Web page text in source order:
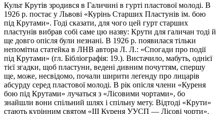
Культ Крутів зродився в Галичині в гурті пластової молоді. В
1926 р. постає у Львові «Курінь Старших Пластунів ім. бою
під Крутами». Годі сказати, для чого цей гурт старших
пластунів вибрав собі саме цю назву: Крути для галичан тоді й
ще довго опісля були незнані. В 1926 р. появилася тільки
непомітна статейка в ЛНВ автора Л. Л.: «Спогади про події
під Крутами» (гл. Бібліографія: 19.). Вистачило, мабуть, однієї
тієї згадки, щоб пластуни, ведені дивним почуттям, спершу
ще, може, несвідомо, почали ширити леґенду про лицарів
абсурду серед пластової молоді. В рік опісля члени «Куреня
бою під Крутами» лучаться з «Лісовими чортами», бо
знайшли вони спільний шлях і спільну мету. Відтоді «Крути»
стають курінним святом «III Куреня УУСП — Лісові чорти».